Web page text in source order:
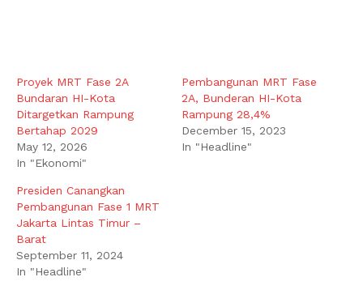
Proyek MRT Fase 2A
Bundaran HI-Kota
Ditargetkan Rampung
Bertahap 2029
May 12, 2026
In "Ekonomi"
Pembangunan MRT Fase
2A, Bunderan HI-Kota
Rampung 28,4%
December 15, 2023
In "Headline"
Presiden Canangkan
Pembangunan Fase 1 MRT
Jakarta Lintas Timur –
Barat
September 11, 2024
In "Headline"